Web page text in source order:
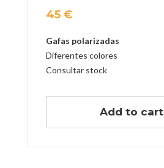
45 €
Gafas polarizadas
Diferentes colores
Consultar stock
Add to cart